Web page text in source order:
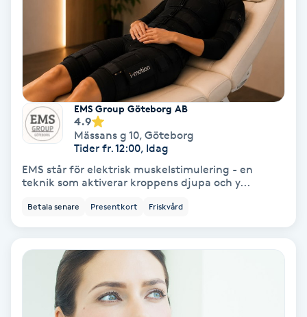
Bröllopsuppsättning
Celluliter
Coachning
Color correction
Cryoterapi
Damklippning
Dermapen
EMS Group Göteborg AB
4.9
Mässans g 10, Göteborg
Tider fr. 12:00, Idag
EMS står för elektrisk muskelstimulering - en
teknik som aktiverar kroppens djupa och y...
Betala senare Presentkort Friskvård